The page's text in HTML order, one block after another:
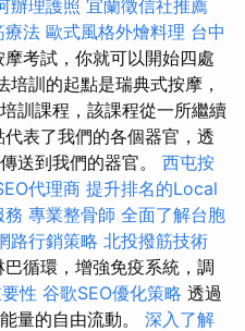
辦理護照 宜蘭徵信社推薦
療法 歐式風格外燴料理 台中
考試，你就可以開始四處
培訓的起點是瑞典式按摩，
訓課程，該課程從一所繼續
表了我們的各個器官，透
送到我們的器官。 西屯按
代理商 提升排名的Local
務 專業整骨師 全面了解台胞
路行銷策略 北投撥筋技術
巴循環，增強免疫系統，調
性 谷歌SEO優化策略 透過
量的自由流動。 深入了解